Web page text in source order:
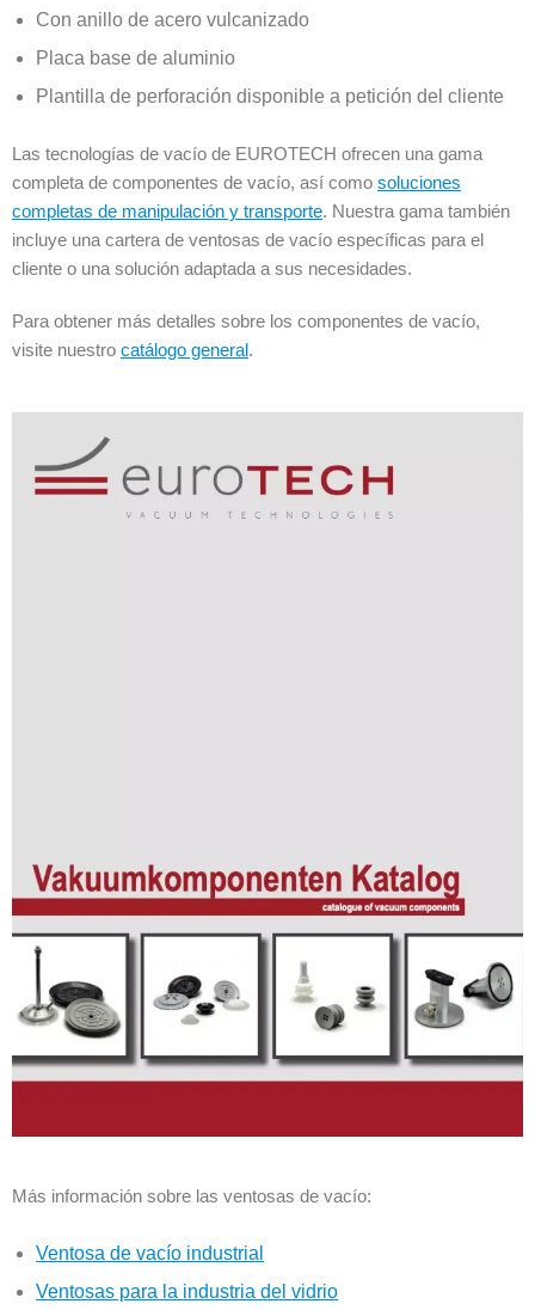
Con anillo de acero vulcanizado
Placa base de aluminio
Plantilla de perforación disponible a petición del cliente
Las tecnologías de vacío de EUROTECH ofrecen una gama
completa de componentes de vacío, así como soluciones
completas de manipulación y transporte. Nuestra gama también
incluye una cartera de ventosas de vacío específicas para el
cliente o una solución adaptada a sus necesidades.
Para obtener más detalles sobre los componentes de vacío,
visite nuestro catálogo general.
Más información sobre las ventosas de vacío:
Ventosa de vacío industrial
Ventosas para la industria del vidrio